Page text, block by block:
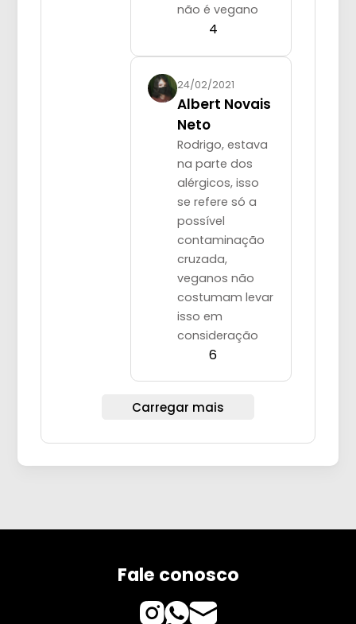
não é vegano
4
24/02/2021
Albert Novais
Neto
Rodrigo, estava
na parte dos
alérgicos, isso
se refere só a
possível
contaminação
cruzada,
veganos não
costumam levar
isso em
consideração
6
Carregar mais
Fale conosco